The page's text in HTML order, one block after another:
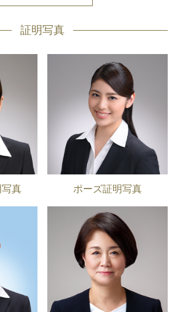
証明写真
写真 ポーズ証明写真